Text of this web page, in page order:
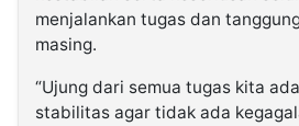
menjalankan tugas dan
masing.
“Ujung dari semua tugas kita
stabilitas agar tidak ada